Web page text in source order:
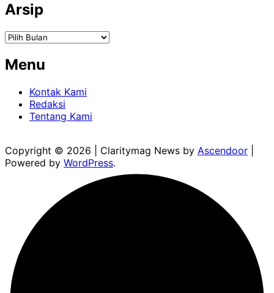
Arsip
Arsip
Menu
Kontak Kami
Redaksi
Tentang Kami
Copyright © 2026 | Claritymag News by Ascendoor
Powered by WordPress.